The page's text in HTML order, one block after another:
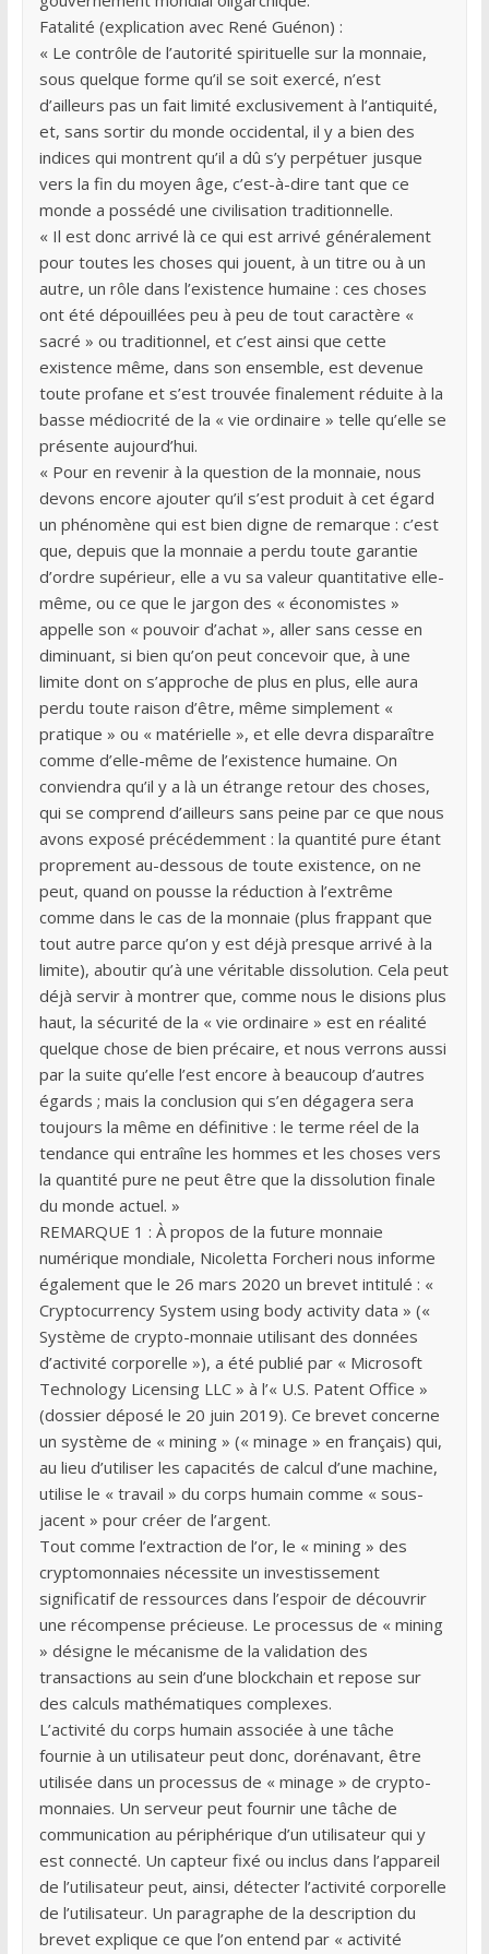
Fatalité (explication avec René Guénon) :
« Le contrôle de l’autorité spirituelle sur la monnaie,
sous quelque forme qu’il se soit exercé, n’est
d’ailleurs pas un fait limité exclusivement à l’antiquité,
et, sans sortir du monde occidental, il y a bien des
indices qui montrent qu’il a dû s’y perpétuer jusque
vers la fin du moyen âge, c’est-à-dire tant que ce
monde a possédé une civilisation traditionnelle.
« Il est donc arrivé là ce qui est arrivé généralement
pour toutes les choses qui jouent, à un titre ou à un
autre, un rôle dans l’existence humaine : ces choses
ont été dépouillées peu à peu de tout caractère «
sacré » ou traditionnel, et c’est ainsi que cette
existence même, dans son ensemble, est devenue
toute profane et s’est trouvée finalement réduite à la
basse médiocrité de la « vie ordinaire » telle qu’elle se
présente aujourd’hui.
« Pour en revenir à la question de la monnaie, nous
devons encore ajouter qu’il s’est produit à cet égard
un phénomène qui est bien digne de remarque : c’est
que, depuis que la monnaie a perdu toute garantie
d’ordre supérieur, elle a vu sa valeur quantitative elle-
même, ou ce que le jargon des « économistes »
appelle son « pouvoir d’achat », aller sans cesse en
diminuant, si bien qu’on peut concevoir que, à une
limite dont on s’approche de plus en plus, elle aura
perdu toute raison d’être, même simplement «
pratique » ou « matérielle », et elle devra disparaître
comme d’elle-même de l’existence humaine. On
conviendra qu’il y a là un étrange retour des choses,
qui se comprend d’ailleurs sans peine par ce que nous
avons exposé précédemment : la quantité pure étant
proprement au-dessous de toute existence, on ne
peut, quand on pousse la réduction à l’extrême
comme dans le cas de la monnaie (plus frappant que
tout autre parce qu’on y est déjà presque arrivé à la
limite), aboutir qu’à une véritable dissolution. Cela peut
déjà servir à montrer que, comme nous le disions plus
haut, la sécurité de la « vie ordinaire » est en réalité
quelque chose de bien précaire, et nous verrons aussi
par la suite qu’elle l’est encore à beaucoup d’autres
égards ; mais la conclusion qui s’en dégagera sera
toujours la même en définitive : le terme réel de la
tendance qui entraîne les hommes et les choses vers
la quantité pure ne peut être que la dissolution finale
du monde actuel. »
REMARQUE 1 : À propos de la future monnaie
numérique mondiale, Nicoletta Forcheri nous informe
également que le 26 mars 2020 un brevet intitulé : «
Cryptocurrency System using body activity data » («
Système de crypto-monnaie utilisant des données
d’activité corporelle »), a été publié par « Microsoft
Technology Licensing LLC » à l’« U.S. Patent Office »
(dossier déposé le 20 juin 2019). Ce brevet concerne
un système de « mining » (« minage » en français) qui,
au lieu d’utiliser les capacités de calcul d’une machine,
utilise le « travail » du corps humain comme « sous-
jacent » pour créer de l’argent.
Tout comme l’extraction de l’or, le « mining » des
cryptomonnaies nécessite un investissement
significatif de ressources dans l’espoir de découvrir
une récompense précieuse. Le processus de « mining
» désigne le mécanisme de la validation des
transactions au sein d’une blockchain et repose sur
des calculs mathématiques complexes.
L’activité du corps humain associée à une tâche
fournie à un utilisateur peut donc, dorénavant, être
utilisée dans un processus de « minage » de crypto-
monnaies. Un serveur peut fournir une tâche de
communication au périphérique d’un utilisateur qui y
est connecté. Un capteur fixé ou inclus dans l’appareil
de l’utilisateur peut, ainsi, détecter l’activité corporelle
de l’utilisateur. Un paragraphe de la description du
brevet explique ce que l’on entend par « activité